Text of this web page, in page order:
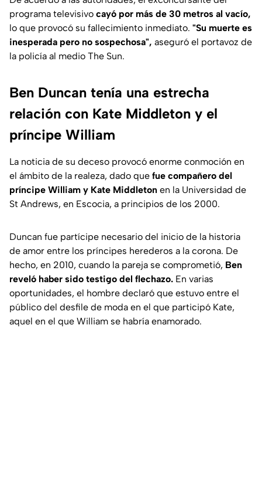
programa televisivo cayó por más de 30 metros al vacío,
lo que provocó su fallecimiento inmediato. "Su muerte es
inesperada pero no sospechosa", aseguró el portavoz de
la policía al medio The Sun.
Ben Duncan tenía una estrecha
relación con Kate Middleton y el
príncipe William
La noticia de su deceso provocó enorme conmoción en
el ámbito de la realeza, dado que fue compañero del
príncipe William y Kate Middleton en la Universidad de
St Andrews, en Escocia, a principios de los 2000.
Duncan fue partícipe necesario del inicio de la historia
de amor entre los príncipes herederos a la corona. De
hecho, en 2010, cuando la pareja se comprometió, Ben
reveló haber sido testigo del flechazo. En varias
oportunidades, el hombre declaró que estuvo entre el
público del desfile de moda en el que participó Kate,
aquel en el que William se habría enamorado.